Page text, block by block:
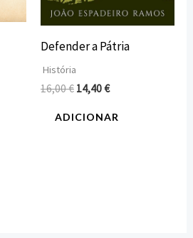
Defender a Pátria
História
16,00€ 14,40€
ADICIONAR